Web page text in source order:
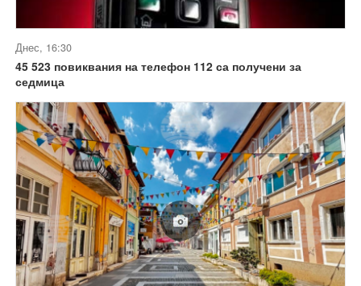
Днес, 16:30
45 523 повиквания на телефон 112 са получени за
седмица